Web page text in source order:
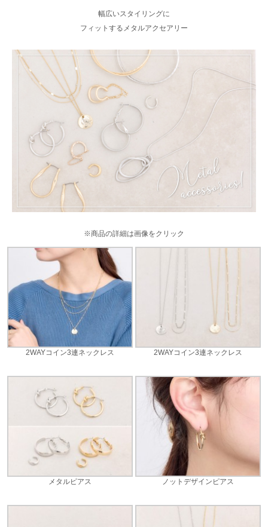
幅広いスタイリングに
フィットするメタルアクセアリー
※商品の詳細は画像をクリック
2WAYコイン3連ネックレス 2WAYコイン3連ネックレス
メタルピアス ノットデザインピアス